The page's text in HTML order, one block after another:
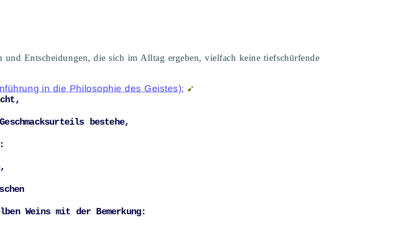
Entscheidungen, die sich im Alltag ergeben, vielfach keine tiefschürfende
in die Philosophie des Geistes):
bestehe,
Weins mit der Bemerkung: